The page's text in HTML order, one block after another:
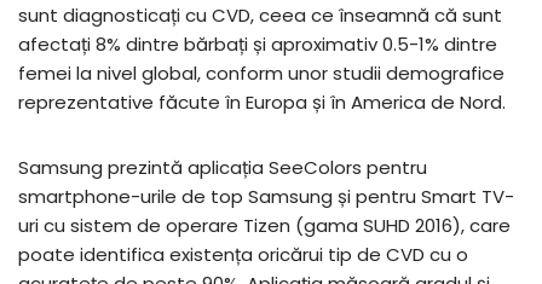
sunt diagnosticați cu CVD, ceea ce înseamnă că sunt
afectați 8% dintre bărbați și aproximativ 0.5-1% dintre
femei la nivel global, conform unor studii demografice
reprezentative făcute în Europa și în America de Nord.
Samsung prezintă aplicația SeeColors pentru
smartphone-urile de top Samsung și pentru Smart TV-
uri cu sistem de operare Tizen (gama SUHD 2016), care
poate identifica existența oricărui tip de CVD cu o